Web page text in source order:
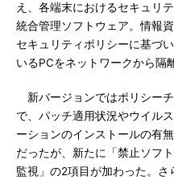
え、各端末におけるセキュリ
統合管理ソフトウェア。情報
セキュリティポリシーに基づ
いるPCをネットワークから隔
新バージョンではポリシー
で、パッチ適用状況やウイル
ーションのインストールの有
だったが、新たに「禁止ソフ
監視」の2項目が加わった。